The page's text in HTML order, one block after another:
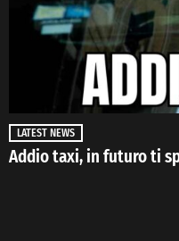
LATEST NEWS
Addio taxi, in futuro ti